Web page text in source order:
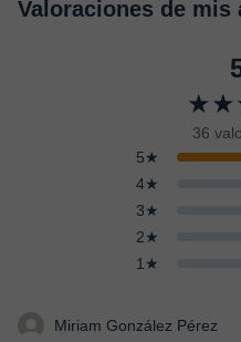
Valoraciones de mis
36
5★
4★
3★
2★
1★
Miriam González Pérez